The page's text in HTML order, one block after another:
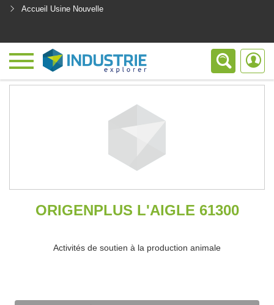
Accueil Usine Nouvelle
ORIGENPLUS L'AIGLE 61300
Activités de soutien à la production animale